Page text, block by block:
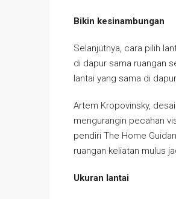
Bikin kesinambungan
Selanjutnya, cara pilih
di dapur sama ruangan
lantai yang sama di
Artem Kropovinsky,
mengurangin pecahan
pendiri The Home
ruangan keliatan mulus
Ukuran lantai